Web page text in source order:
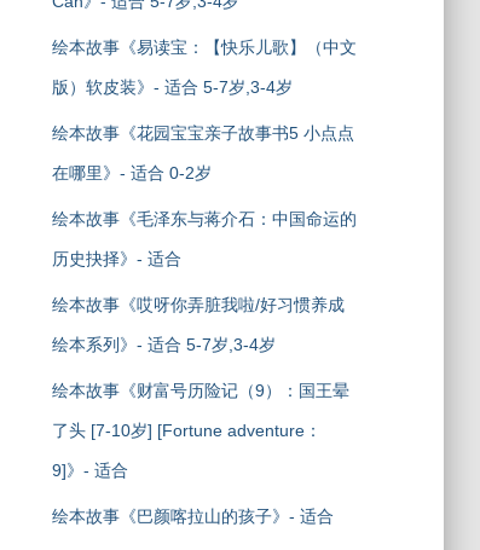
绘本故事《易读宝：【快乐儿歌】（中文
版）软皮装》- 适合 5-7岁,3-4岁
绘本故事《花园宝宝亲子故事书5 小点点
在哪里》- 适合 0-2岁
绘本故事《毛泽东与蒋介石：中国命运的
历史抉择》- 适合
绘本故事《哎呀你弄脏我啦/好习惯养成
绘本系列》- 适合 5-7岁,3-4岁
绘本故事《财富号历险记（9）：国王晕
了头 [7-10岁] [Fortune adventure：
9]》- 适合
绘本故事《巴颜喀拉山的孩子》- 适合